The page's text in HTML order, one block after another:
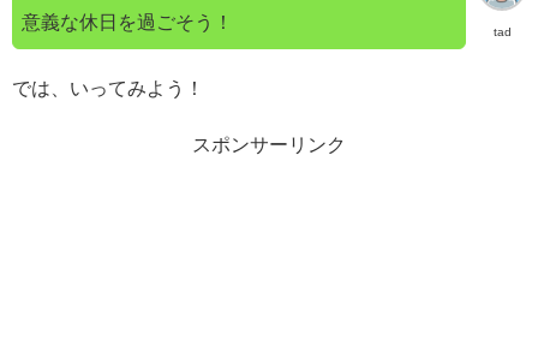
tad
意義な休日を過ごそう！
では、いってみよう！
スポンサーリンク